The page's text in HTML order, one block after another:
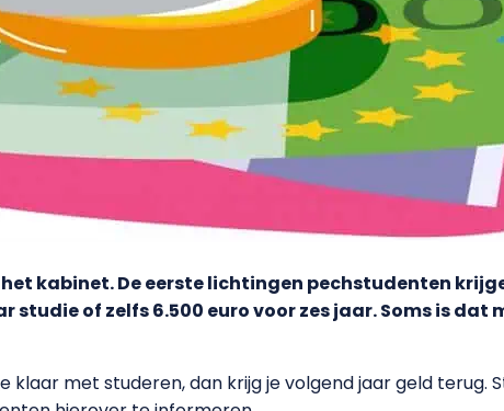
kabinet. De eerste lichtingen pechstudenten
studie of zelfs 6.500 euro voor zes jaar. Soms is dat
klaar met studeren, dan krijg je volgend jaar geld terug.